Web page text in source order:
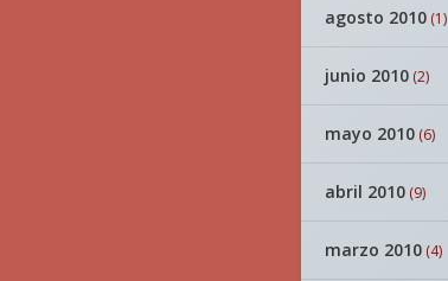
agosto 2010(1)
junio 2010(2)
mayo 2010(6)
abril 2010(9)
marzo 2010(4)